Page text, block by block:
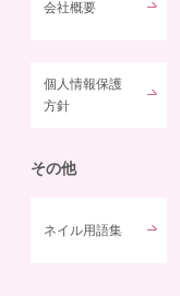
会社概要
個人情報保護
方針
その他
ネイル用語集